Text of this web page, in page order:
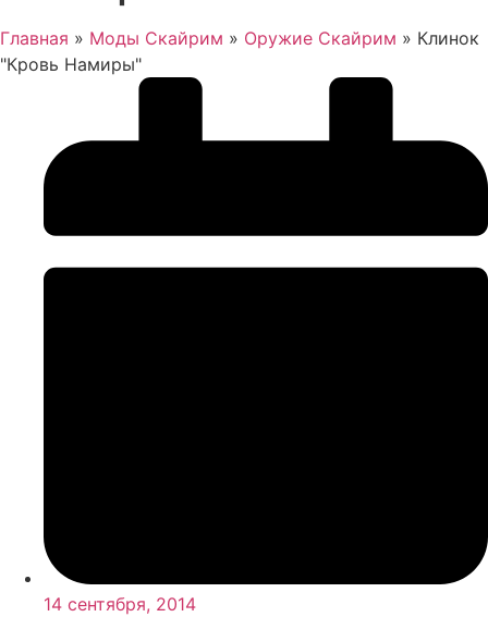
Главная » Моды Скайрим » Оружие Скайрим » Клинок
"Кровь Намиры"
14 сентября, 2014